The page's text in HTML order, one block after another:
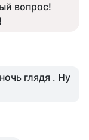
вопрос!
глядя . Ну